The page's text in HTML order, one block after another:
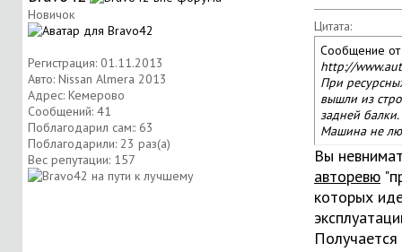
Новичок
Регистрация: 01.11.2013
Авто: Nissan Almera 2013
Адрес: Кемерово
Сообщений: 41
Поблагодарил сам:: 63
Поблагодарили: 23 раз(а)
Вес репутации: 157
Цитата:
Сообщение
http://
При
вышли из
задней
Машина не
Вы
авторевю
которых